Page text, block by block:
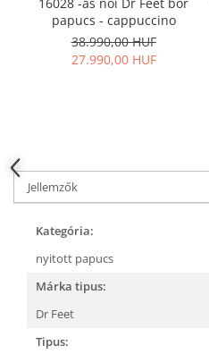
papucs - cappuccino
38.990,00 HUF
27.990,00 HUF
Jellemzők
Kategória:
nyitott papucs
Márka tipus:
Dr Feet
Tipus: